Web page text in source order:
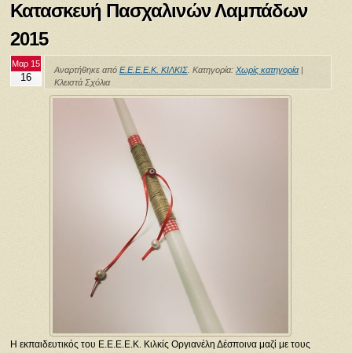
Κατασκευή Πασχαλινών Λαμπάδων
2015
Μαρ 15
16
Αναρτήθηκε από Ε.Ε.Ε.Ε.Κ. ΚΙΛΚΙΣ. Κατηγορία: Χωρίς κατηγορία|
Κλειστά Σχόλια
Η εκπαιδευτικός του Ε.Ε.Ε.Ε.Κ. Κιλκίς Οργιανέλη Δέσποινα μαζί με τους